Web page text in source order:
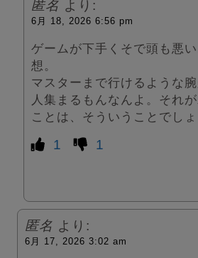
匿名 より:
6月 18, 2026 6:56 pm
ゲームが下手くそで頭も悪
想。
マスターまで行けるような
人集まるもんなんよ。それ
ことは、そういうことでし
1 1
匿名 より:
6月 17, 2026 3:02 am